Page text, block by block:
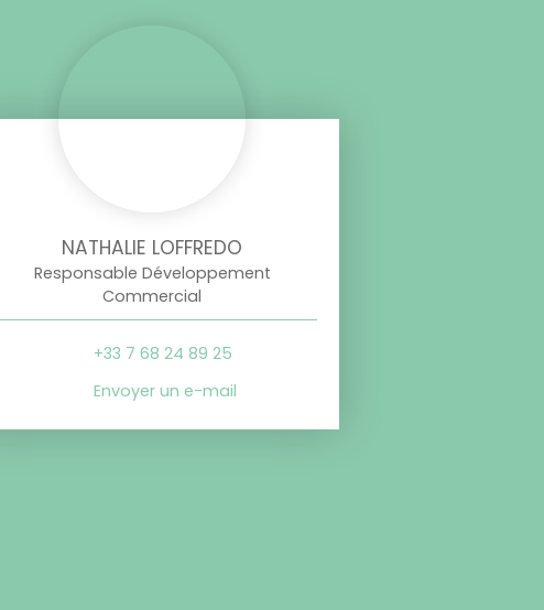
NATHALIE LOFFREDO
Responsable Développement
Commercial
+33 7 68 24 89 25
Envoyer un e-mail